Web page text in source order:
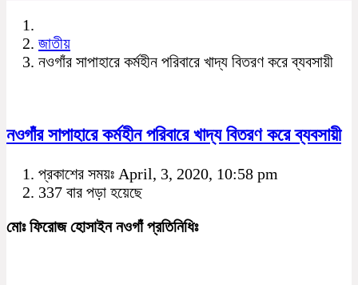
জাতীয়
নওগাঁর সাপাহারে কর্মহীন পরিবারে খাদ্য বিতরণ করে ব্যবসায়ী
নওগাঁর সাপাহারে কর্মহীন পরিবারে খাদ্য বিতরণ করে ব্যবসায়ী
প্রকাশের সময়ঃ April, 3, 2020, 10:58 pm
337 বার পড়া হয়েছে
মোঃ ফিরোজ হোসাইন নওগাঁ প্রতিনিধিঃ